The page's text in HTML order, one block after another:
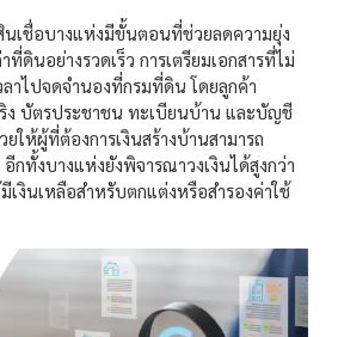
เชื่อบางแห่งมีขั้นตอนที่ช่วยลดความยุ่ง
ที่ดินอย่างรวดเร็ว การเตรียมเอกสารที่ไม่
าไปจดจำนองที่กรมที่ดิน โดยลูกค้า
ง บัตรประชาชน ทะเบียนบ้าน และบัญชี
ให้ผู้ที่ต้องการเงินสร้างบ้านสามารถ
กทั้งบางแห่งยังพิจารณาวงเงินได้สูงกว่า
เงินเหลือสำหรับตกแต่งหรือสำรองค่าใช้